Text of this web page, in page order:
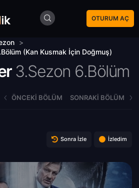
OTURUM AÇ
>
(Kan Kusmak İçin Doğmuş)
3.Sezon 6.Bölüm
ÖNCEKI BÖLÜM SONRAKI BÖLÜM
Sonra İzle İzledim